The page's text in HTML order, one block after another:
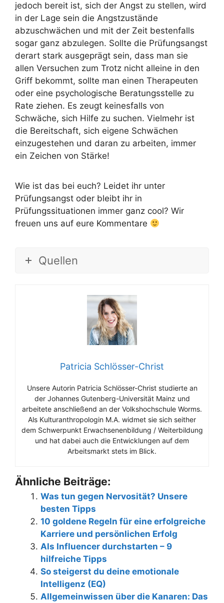
jedoch bereit ist, sich der Angst zu stellen, wird
in der Lage sein die Angstzustände
abzuschwächen und mit der Zeit bestenfalls
sogar ganz abzulegen. Sollte die Prüfungsangst
derart stark ausgeprägt sein, dass man sie
allen Versuchen zum Trotz nicht alleine in den
Griff bekommt, sollte man einen Therapeuten
oder eine psychologische Beratungsstelle zu
Rate ziehen. Es zeugt keinesfalls von
Schwäche, sich Hilfe zu suchen. Vielmehr ist
die Bereitschaft, sich eigene Schwächen
einzugestehen und daran zu arbeiten, immer
ein Zeichen von Stärke!
Wie ist das bei euch? Leidet ihr unter
Prüfungsangst oder bleibt ihr in
Prüfungssituationen immer ganz cool? Wir
freuen uns auf eure Kommentare
Quellen
Patricia Schlösser-Christ
Unsere Autorin Patricia Schlösser-Christ studierte an
der Johannes Gutenberg-Universität Mainz und
arbeitete anschließend an der Volkshochschule Worms.
Als Kulturanthropologin M.A. widmet sie sich seither
dem Schwerpunkt Erwachsenenbildung / Weiterbildung
und hat dabei auch die Entwicklungen auf dem
Arbeitsmarkt stets im Blick.
Ähnliche Beiträge:
Was tun gegen Nervosität? Unsere
besten Tipps
10 goldene Regeln für eine erfolgreiche
Karriere und persönlichen Erfolg
Als Influencer durchstarten – 9
hilfreiche Tipps
So steigerst du deine emotionale
Intelligenz (EQ)
Allgemeinwissen über die Kanaren: Das